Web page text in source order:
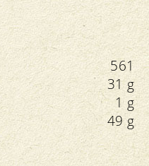
561
31 g
1 g
49 g